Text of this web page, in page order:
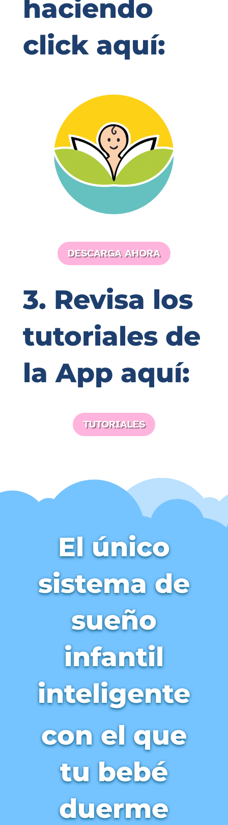
haciendo
click aquí:
DESCARGA AHORA
3. Revisa los
tutoriales de
la App aquí:
TUTORIALES
El único
sistema de
sueño
infantil
inteligente
con el que
tu bebé
duerme